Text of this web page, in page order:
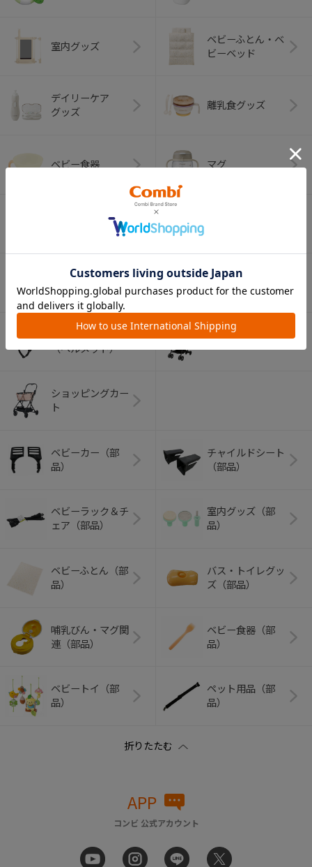
室内グッズ
ベビーふとん・ベ
ビーベッド
デイリーケア
グッズ
離乳食グッズ
ベビー食器 マグ
おはし・スプー
オーラルケア
（お口のケア）
ベビートイ
（ヘルメット）
ペット用品
ショッピングカー
ト
ベビーカー（部
品）
チャイルドシート
（部品）
ベビーラック＆チ
ェア（部品）
室内グッズ（部
品）
ベビーふとん（部
品）
バス・トイレグッ
ズ（部品）
哺乳びん・マグ関
連（部品）
ベビー食器（部
品）
ベビートイ（部
品）
ペット用品（部
品）
APP
コンビ 公式アカウント